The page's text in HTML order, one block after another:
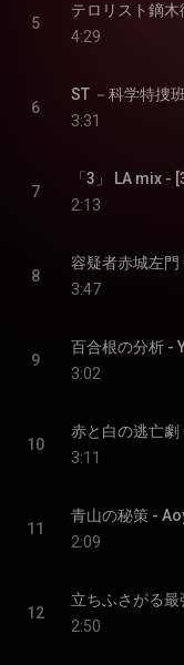
5
テロリスト鏑
4:29
6
3:31
7
「3」 LA mix -
2:13
8
容疑者赤城左
3:47
9
百合根の分析 -
3:02
10
赤と白の逃亡
3:11
11
青山の秘策 -
2:09
12
2:50